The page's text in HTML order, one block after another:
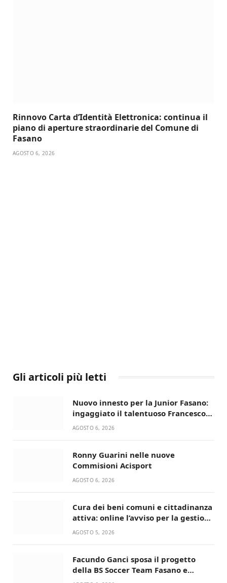
Rinnovo Carta d’Identità Elettronica: continua il
piano di aperture straordinarie del Comune di
Fasano
AGOSTO 6, 2026
Gli articoli più letti
Nuovo innesto per la Junior Fasano:
ingaggiato il talentuoso Francesco
Lupo Timini
AGOSTO 6, 2026
Ronny Guarini nelle nuove
Commisioni Acisport
AGOSTO 6, 2026
Cura dei beni comuni e cittadinanza
attiva: online l’avviso per la gestione
condivisa della Villetta di Laureto
AGOSTO 5, 2026
Facundo Ganci sposa il progetto
della BS Soccer Team Fasano e
ritorna in campo